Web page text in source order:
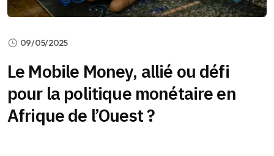
09/05/2025
Le Mobile Money, allié ou défi
pour la politique monétaire en
Afrique de l’Ouest ?